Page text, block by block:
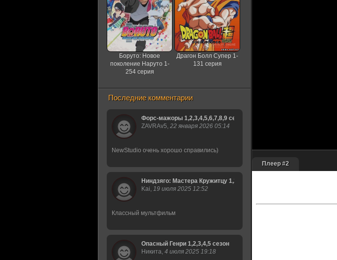
Плеер #2
Боруто: Новое
поколение Наруто 1-
254 серия
Драгон Болл Супер 1-
131 серия
Последние комментарии
Форс-мажоры 1,2,3,4,5,6,7,8,9 сезон
ZAVRAv5, 22 января 2026 05:14
NewStudio очень хорошо справились)
Ниндзяго: Мастера Кружитцу 1,2,3,4,5,6,7,8,9,10,11,12,13,14,15 сезон
Kai, 19 июля 2025 12:52
Классный мультфильм
Опасный Генри 1,2,3,4,5 сезон
Никита, 4 июля 2025 19:18